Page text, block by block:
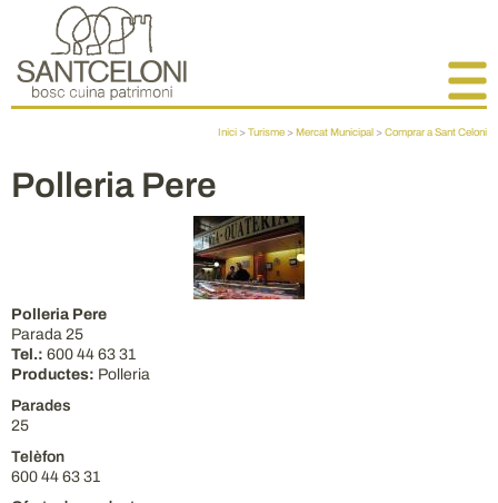
Inici > Turisme > Mercat Municipal > Comprar a Sant Celoni
Polleria Pere
Polleria Pere
Parada 25
Tel.: 600 44 63 31
Productes: Polleria
Parades
25
Telèfon
600 44 63 31